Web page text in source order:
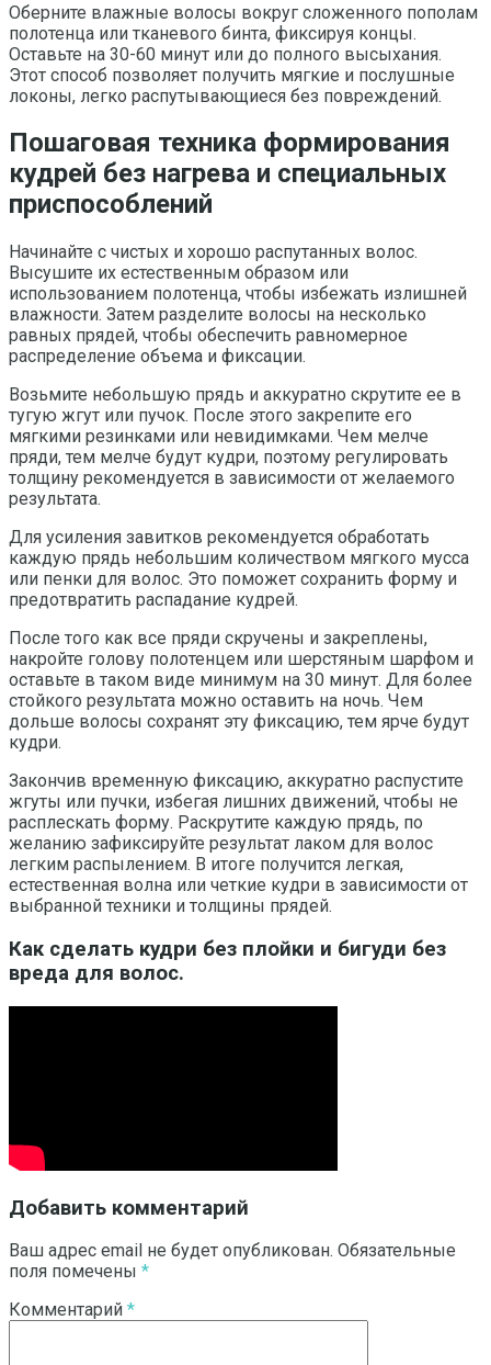
Оберните влажные волосы вокруг сложенного пополам
полотенца или тканевого бинта, фиксируя концы.
Оставьте на 30-60 минут или до полного высыхания.
Этот способ позволяет получить мягкие и послушные
локоны, легко распутывающиеся без повреждений.
Пошаговая техника формирования
кудрей без нагрева и специальных
приспособлений
Начинайте с чистых и хорошо распутанных волос.
Высушите их естественным образом или
использованием полотенца, чтобы избежать излишней
влажности. Затем разделите волосы на несколько
равных прядей, чтобы обеспечить равномерное
распределение объема и фиксации.
Возьмите небольшую прядь и аккуратно скрутите ее в
тугую жгут или пучок. После этого закрепите его
мягкими резинками или невидимками. Чем мелче
пряди, тем мелче будут кудри, поэтому регулировать
толщину рекомендуется в зависимости от желаемого
результата.
Для усиления завитков рекомендуется обработать
каждую прядь небольшим количеством мягкого мусса
или пенки для волос. Это поможет сохранить форму и
предотвратить распадание кудрей.
После того как все пряди скручены и закреплены,
накройте голову полотенцем или шерстяным шарфом и
оставьте в таком виде минимум на 30 минут. Для более
стойкого результата можно оставить на ночь. Чем
дольше волосы сохранят эту фиксацию, тем ярче будут
кудри.
Закончив временную фиксацию, аккуратно распустите
жгуты или пучки, избегая лишних движений, чтобы не
расплескать форму. Раскрутите каждую прядь, по
желанию зафиксируйте результат лаком для волос
легким распылением. В итоге получится легкая,
естественная волна или четкие кудри в зависимости от
выбранной техники и толщины прядей.
Как сделать кудри без плойки и бигуди без
вреда для волос.
Добавить комментарий
Ваш адрес email не будет опубликован. Обязательные
поля помечены *
Комментарий *